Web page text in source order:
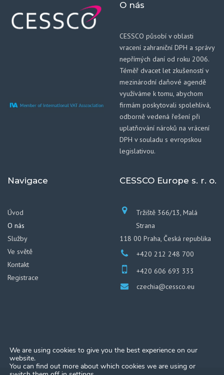
O nás
CESSCO působí v oblasti
vracení zahraniční DPH a správy
nepřímých daní od roku 2006.
Téměř dvacet let zkušeností v
mezinárodní daňové agendě
využíváme k tomu, abychom
firmám poskytovali spolehlivá,
odborně vedená řešení při
uplatňování nároků na vrácení
DPH v souladu s evropskou
legislativou.
Navigace
Úvod
O nás
Služby
Ve světě
Kontakt
Registrace
CESSCO Europe s. r. o.
Tržiště 366/13, Malá
Strana
118 00 Praha, Česká republika
+420 212 248 700
+420 606 693 333
czechia@cessco.eu
We are using cookies to give you the best experience on our
website.
You can find out more about which cookies we are using or